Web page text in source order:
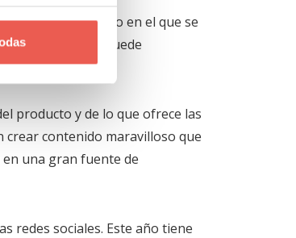
en el mercado en el que se
con ellos puede
producto y de lo que ofrece las
crear contenido maravilloso que
una gran fuente de
redes sociales. Este año tiene